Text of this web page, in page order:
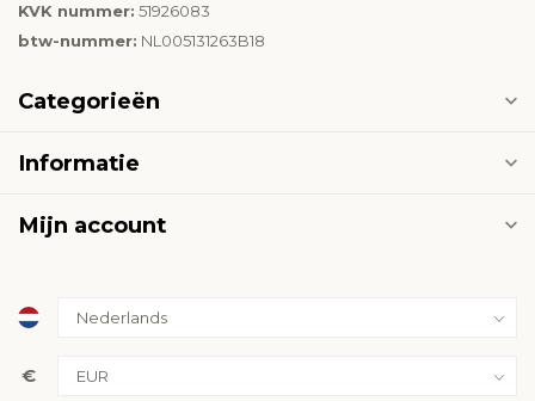
KVK nummer: 51926083
btw-nummer: NL005131263B18
Categorieën
Informatie
Mijn account
€